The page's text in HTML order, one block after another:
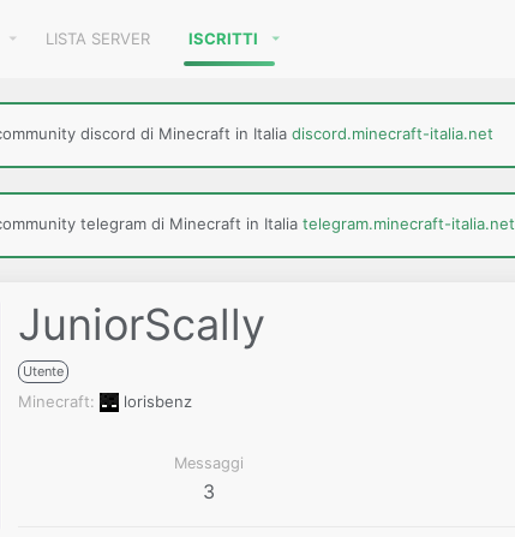
LISTA SERVER ISCRITTI
discord di Minecraft in Italia discord.minecraft-italia.net
telegram di Minecraft in Italia telegram.minecraft-italia.net
JuniorScally
Utente
Minecraft lorisbenz
Messaggi
3